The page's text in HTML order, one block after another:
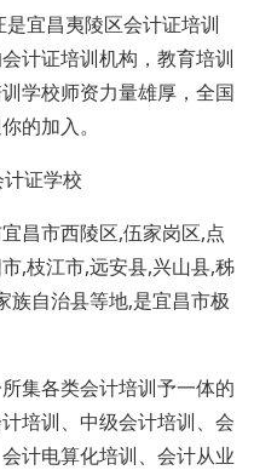
宜昌夷陵区会计证培训
计证培训机构，教育培训
学校师资力量雄厚，全国
的加入。
昌市西陵区,伍家岗区,点
,枝江市,远安县,兴山县,秭
族自治县等地,是宜昌市极
集各类会计培训予一体的
培训、中级会计培训、会
计电算化培训、会计从业